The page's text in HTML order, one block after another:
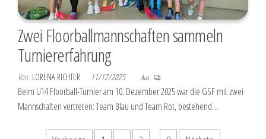
Zwei Floorballmannschaften sammeln
Turniererfahrung
Von LORENA RICHTER 11/12/2025 Aus
Beim U14 Floorball-Turnier am 10. Dezember 2025 war die GSF mit zwei
Mannschaften vertreten: Team Blau und Team Rot, bestehend…